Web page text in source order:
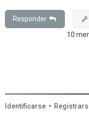
Responder
10
Identificarse •